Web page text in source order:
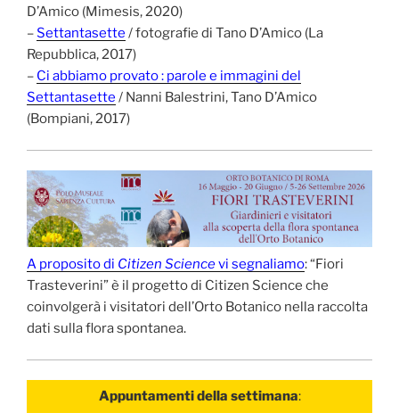
D’Amico (Mimesis, 2020)
–Settantasette / fotografie di Tano D’Amico (La
Repubblica, 2017)
– Ci abbiamo provato : parole e immagini del
Settantasette / Nanni Balestrini, Tano D’Amico
(Bompiani, 2017)
A proposito di Citizen Sciencevi segnaliamo: “Fiori
Trasteverini” è il progetto di Citizen Science che
coinvolgerà i visitatori dell’Orto Botanico nella raccolta
dati sulla flora spontanea.
Appuntamenti della settimana: